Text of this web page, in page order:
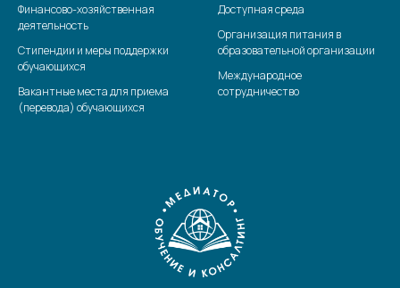
Финансово-хозяйственная
деятельность
Стипендии и меры поддержки
обучающихся
Вакантные места для приема
(перевода) обучающихся
Доступная среда
Организация питания в
образовательной организации
Международное
сотрудничество